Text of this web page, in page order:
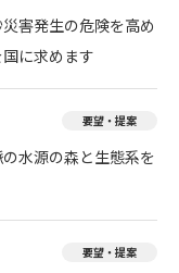
害発生の危険を高め
に求めます
要望・提案
水源の森と生態系を
要望・提案